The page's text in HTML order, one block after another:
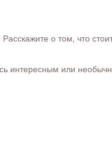
о том, что стоит
интересным или